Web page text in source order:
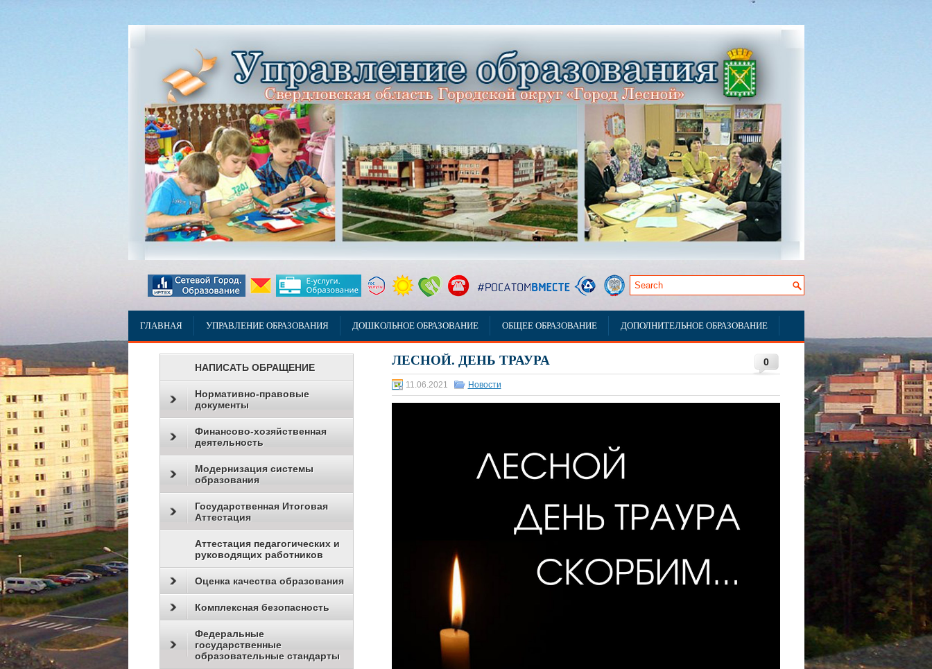
ГЛАВНАЯ УПРАВЛЕНИЕ ОБРАЗОВАНИЯ ДОШКОЛЬНОЕ ОБРАЗОВАНИЕ ОБЩЕЕ ОБРАЗОВАНИЕ ДОПОЛНИТЕЛЬНОЕ ОБРАЗОВАНИЕ
0
ЛЕСНОЙ. ДЕНЬ ТРАУРА
11.06.2021 Новости
НАПИСАТЬ ОБРАЩЕНИЕ
Нормативно-правовые
документы
Финансово-хозяйственная
деятельность
Модернизация системы
образования
Государственная Итоговая
Аттестация
Аттестация педагогических и
руководящих работников
Оценка качества образования
Комплексная безопасность
Федеральные
государственные
образовательные стандарты